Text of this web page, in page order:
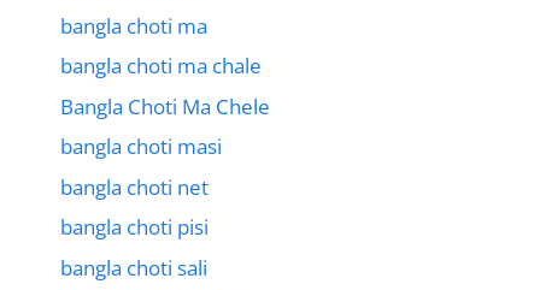
bangla choti ma
bangla choti ma chale
Bangla Choti Ma Chele
bangla choti masi
bangla choti net
bangla choti pisi
bangla choti sali